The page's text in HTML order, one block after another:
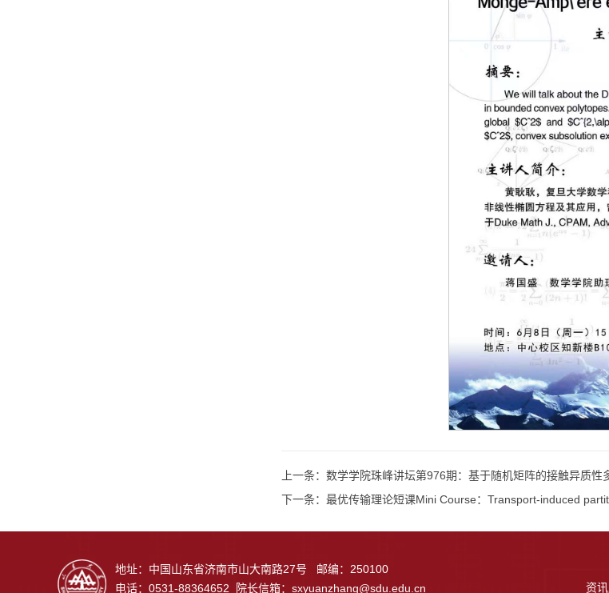
上一条： 数学学院珠峰讲坛第976期：基于随机矩阵的接触异质
下一条： 最优传输理论短课Mini Course：Transport-induced
地址：中国山东省济南市山大南路27号 邮编：250100
电话：0531-88364652 院长信箱： sxyuanzhang@sdu.edu.cn 资